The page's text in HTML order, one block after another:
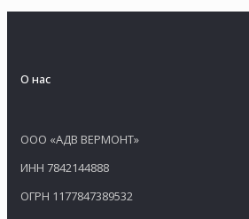
О нас
ООО «АДВ ВЕРМОНТ»
ИНН 7842144888
ОГРН 1177847389532